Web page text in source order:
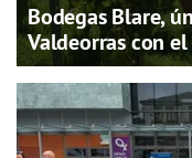
Bodegas Blare,
Valdeorras con